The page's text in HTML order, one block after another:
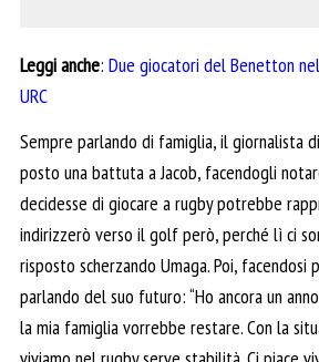
Leggi anche: Due giocatori del Benetton
URC
Sempre parlando di famiglia, il giornalista
posto una battuta a Jacob, facendogli
decidesse di giocare a rugby potrebbe
indirizzerò verso il golf però, perché lì ci
risposto scherzando Umaga. Poi, facendosi
parlando del suo futuro: “Ho ancora un
la mia famiglia vorrebbe restare. Con la